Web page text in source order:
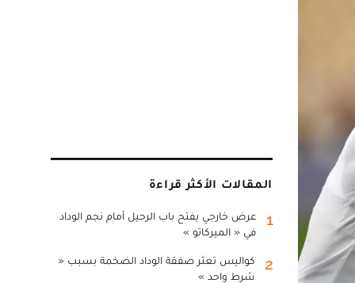
المقالات الأكثر قراءة
1
عرض خارجي يفتح باب الرحيل أمام نجم الوداد
في « الميركاتو »
2
كواليس تعثر صفقة الوداد الضخمة بسبب «
شرط واحد »